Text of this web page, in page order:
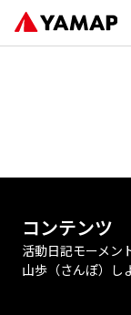
コンテンツ
活動日記モーメン
山歩（さんぽ）し